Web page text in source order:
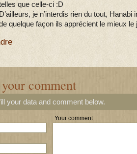
que celle-ci :D
D’ailleurs, je n’interdis rien du tout,
quelque façon ils apprécient le mieux le
comment
your data and comment below.
Your comment